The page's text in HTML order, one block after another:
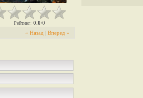
Рейтинг: 0.0/0
« Назад | Вперед »